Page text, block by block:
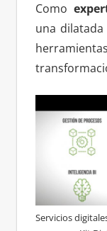
Como
una
Servicios